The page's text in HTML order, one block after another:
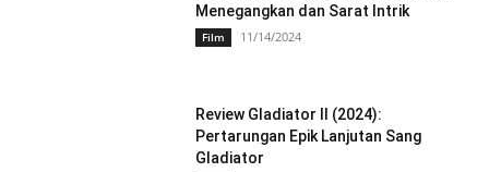
Menegangkan dan Sarat Intrik
Film 11/14/2024
Review Gladiator II (2024):
Pertarungan Epik Lanjutan Sang
Gladiator